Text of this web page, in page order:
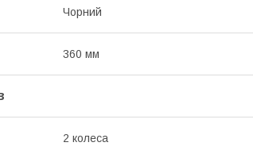
Чорний
360 мм
2 колеса